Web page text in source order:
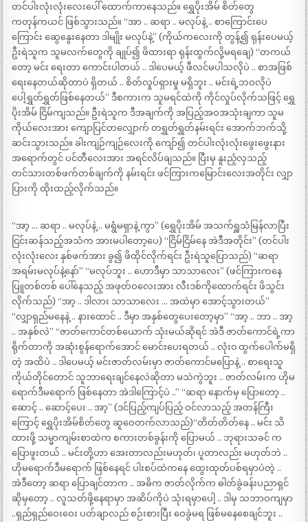
တင်ပါးလုံးလုံးလေးပေါ် ထောက်ကာနေသည်။ ရွှေပိုးအိမ် စိတ်တွေ
ကတုန်ကယင် ဖြစ်သွားသည်။ “အာ .. ဆရာ .. မလုပ်နဲ့ .. စာကြောင်းပေ
ကြောင်း ဆွေနွေးနေတာ ဒါမျိုး မလုပ်နဲ့” (ကိုယ်ကလေးကို တွန့်၍ ရုန်းပေမယ့်
ဦးရဲသူက သူမလက်တွေကို ချုပ်၍ ဖိထားရာ ရုန်းထွက်လို့မရချေ) “တကယ်
တော့ မင်း ရေးတာ ကောင်းပါတယ် .. ဒါပေမယ့် ဖီလင်မပါသလိုပဲ .. စာအဖြစ်
ရေးနေတယ်ဆိုတာပဲ ရှိတယ် .. စိတ်လှုပ်ရှားမှု မရှိဘူး .. မင်းရဲ့ဘဝလိုပဲ
ပေါ့ရွှတ်ရွှတ်ဖြစ်နေတယ်” ဒီစကားက သူမရင်ထဲကို ကိုင်လှုပ်လိုက်သဖြင့် ရွှေ
ပိုးအိမ် ငြိမ်ကျသည်။ ဦးရဲသူက ဒီအချက်ကို အပြည့်အဝအသုံးချကာ သူမ
ကိုယ်လေးအား ကျောပြင်တလျှောက် တရွှတ်ရွှတ်နမ်းရင်း အောက်ဘက်သို့
ဆင်းသွားသည်။ ခါးကျဉ်ကျဉ်လေးကို ကျော်၍ တင်ပါးလုံးလုံးဖွေးဖွေးနား
အရောက်တွင် ပင်တီလေးအား အရင်လိပ်ချသည်။ ပြီးမှ နူးညံ့လှသည့်
တင်သားတစ်ဖက်တစ်ချက်ကို နမ်းရင်း ဖင်ကြားကမြောင်းလေးအတိုင်း လျှာ
ပြားကို ထိုးထည့်လိုက်သည်။
“အာ့ … ဆရာ .. မလုပ်နဲ့ .. မရွံမရှာနဲ့ ကွာ” (ရွှေပိုးအိမ် အသက်ရှူသံမြန်လာပြီး
ငြင်းဆန်သည့်အသံက အားမပါတော့ပေ) “ငြိမ်ငြိမ်နေ အဲဒီအတိုင်း” (တင်ပါး
လုံးလုံးလေး နှစ်ဖက်အား ခွ၍ ဖိထိုင်လိုက်ရင်း ဦးရဲသူပြောသည်) “ဆရာ
အရမ်းမလုပ်နဲ့နော်” “မလုပ်ဘူး .. ဟောဒီမှာ သာသာလေး” (ဖင်ကြားကနေ
ပြူတစ်တစ် ပေါ်နေသည့် အဖုတ်ဝလေးအား လီးဒစ်ကိုထောက်ရင်း ဖိသွင်း
လိုက်သည်) “အာ့ .. ဒါလား သာသာလေး … အထဲမှာ အောင့်သွားတယ်”
“လျှာရှည်မနေနဲ့ .. နားထောင် .. ဒီမှာ အနှစ်တွေပေးတော့မှာ” “အာ့ .. ဘာ .. အာ့
.. အနှစ်လဲ” “ဇာတ်ကောင်တစ်ယောက် သုံးမယ်ဆိုရင် အဲဒီ ဇာတ်ကောင်ရဲ့ကာ
ရိုက်တာကို အဆုံးစွန်ရောက်အောင် မောင်းပေးရတယ် .. လုံး၀ ထွက်ပေါက်မရှိ
တဲ့ အထိပဲ .. ဒါပေမယ့် မင်းဇာတ်လမ်းမှာ ဇာတ်ကောင်မပြောနဲ့ .. စာရေးသူ
ကိုယ်တိုင်တောင် သူဘာရေးချင်နေလဲဆိုတာ မသဲကွဲဘူး .. ဇာတ်လမ်းက ဟိုမ
ရောက်ဒီမရောက် ဖြစ်နေတာ အဲဒါကြောင့်ပဲ ..” “ဆရာ နောက်မှ ပြောတော့ ..
ဆောင့် .. ဆောင့်ပေး .. အာ့” (ဒင်ပြည့်ကျပ်ပြည့် ဝင်လာသည့် အတန်ကြီး
ကြောင့် ရွှေပိုးအိမ်စိတ်တွေ ဆူဝေတက်လာသည်)“တိတ်တိတ်နေ .. မင်း သိ
ထားဖို့ သမ္မာကျမ်းစာထဲက စကားတစ်ခွန်းကို ပြောမယ် .. ဘုရားသခင် က
ပြောဖူးတယ် .. မင်းတို့ဟာ အေးတာလည်းမဟုတ်၊ ပူတာလည်း မဟုတ်ဘဲ ..
ဟိုမရောက်ဒီမရောက် ဖြစ်နေရင် ပါးစပ်ထဲကနေ ထွေးထုတ်ပစ်ရမှာပဲတဲ့ ..
အဲဒီတော့ ဆရာ ပြောချင်တာက .. အဓိက ဇာတ်လိုက်က ဓါတ်ခွဲခန်းပညာရှင်
ဆိုမှတော့ .. လူသတ်ဖို့နေရာမှာ အဆိပ်ကိုပဲ သုံးရမှာပေါ့ .. ဒါမှ သဘာဝကျမှာ
..ရှည်ရှည်ဝေးဝေး ပတ်ချာလည် စဉ်းစားပြီး ဝေခွဲမရ ဖြစ်မနေစေချင်ဘူး ..